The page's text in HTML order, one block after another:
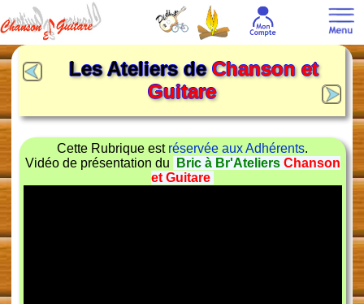
Les Ateliers deChanson et
Guitare
Cette Rubrique est réservée aux Adhérents.
Vidéo de présentation du
Bric à Br'Ateliers Chanson
et Guitare